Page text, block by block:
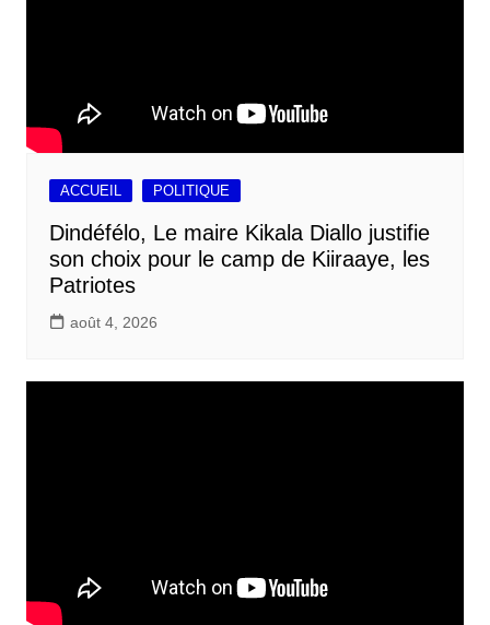
ACCUEIL POLITIQUE
Dindéfélo, Le maire Kikala Diallo justifie
son choix pour le camp de Kiiraaye, les
Patriotes
août 4, 2026